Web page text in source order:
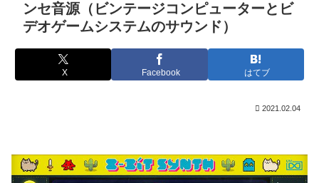
ンセ音源（ビンテージコンピューターとビ
デオゲームシステムのサウンド）
X Facebook はてブ
2021.02.04